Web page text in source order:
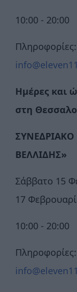
10:00 - 20:00
Ημέρες και
στη
ΒΕΛΛΙΔΗΣ»
Σάββατο 15
17
10:00 - 20:00